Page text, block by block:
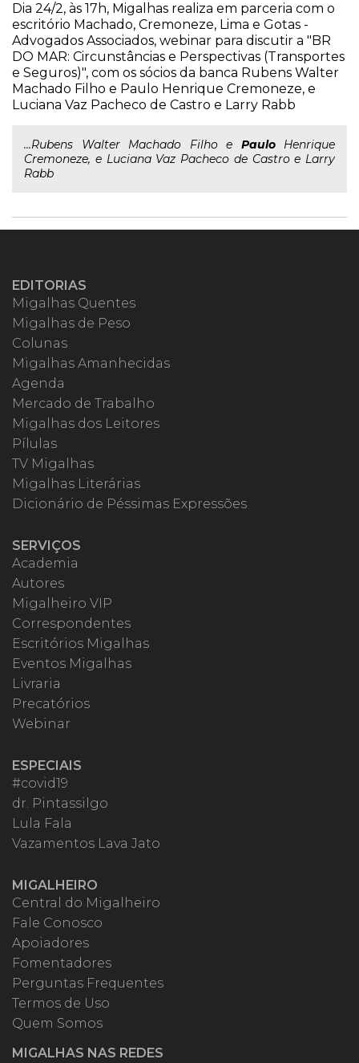
Dia 24/2, às 17h, Migalhas realiza em parceria com o
escritório Machado, Cremoneze, Lima e Gotas -
Advogados Associados, webinar para discutir a "BR
DO MAR: Circunstâncias e Perspectivas (Transportes
e Seguros)", com os sócios da banca Rubens Walter
Machado Filho e Paulo Henrique Cremoneze, e
Luciana Vaz Pacheco de Castro e Larry Rabb
...Rubens Walter Machado Filho e PauloHenrique
Cremoneze, e Luciana Vaz Pacheco de Castro e Larry
Rabb
EDITORIAS
Migalhas Quentes
Migalhas de Peso
Colunas
Migalhas Amanhecidas
Agenda
Mercado de Trabalho
Migalhas dos Leitores
Pílulas
TV Migalhas
Migalhas Literárias
Dicionário de Péssimas Expressões
SERVIÇOS
Academia
Autores
Migalheiro VIP
Correspondentes
Escritórios Migalhas
Eventos Migalhas
Livraria
Precatórios
Webinar
ESPECIAIS
#covid19
dr. Pintassilgo
Lula Fala
Vazamentos Lava Jato
MIGALHEIRO
Central do Migalheiro
Fale Conosco
Apoiadores
Fomentadores
Perguntas Frequentes
Termos de Uso
Quem Somos
MIGALHAS NAS REDES